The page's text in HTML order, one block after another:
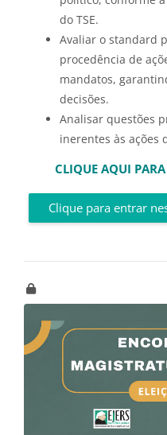
do TSE.
Avaliar o standard
procedência de
mandatos,
decisões.
Analisar questões
inerentes às ações
CLIQUE AQUI
Clique para entrar